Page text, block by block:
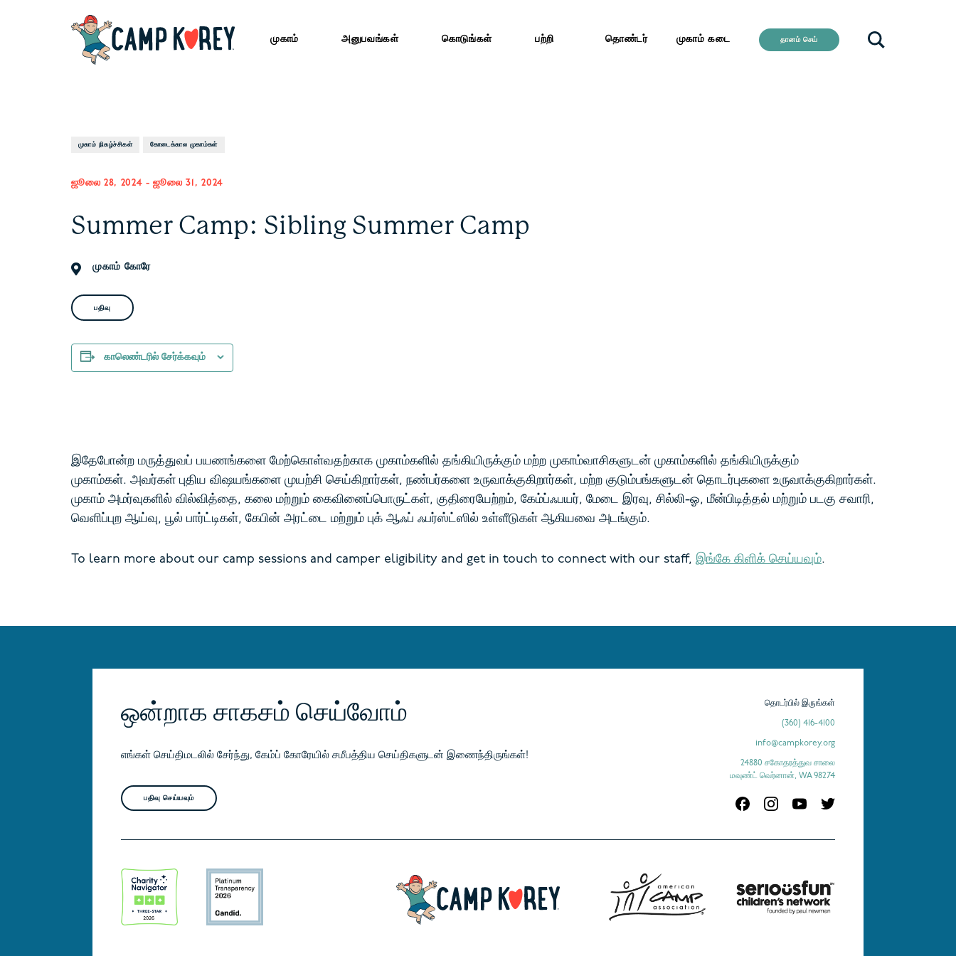
முகாம் அனுபவங்கள் கொடுங்கள் பற்றி தொண்டர் முகாம் கடை தானம் செய்
முகாம் நிகழ்ச்சிகள் கோடைக்கால முகாம்கள்
ஜூலை 28, 2024 -ஜூலை 31, 2024
Summer Camp: Sibling Summer Camp
முகாம் கோரே
பதிவு
காலெண்டரில் சேர்க்கவும்
இதேபோன்ற மருத்துவப் பயணங்களை மேற்கொள்வதற்காக முகாம்களில் தங்கியிருக்கும் மற்ற முகாம்வாசிகளுடன் முகாம்களில் தங்கியிருக்கும்
முகாம்கள். அவர்கள் புதிய விஷயங்களை முயற்சி செய்கிறார்கள், நண்பர்களை உருவாக்குகிறார்கள், மற்ற குடும்பங்களுடன் தொடர்புகளை உருவாக்குகிறார்கள்.
முகாம் அமர்வுகளில் வில்வித்தை, கலை மற்றும் கைவினைப்பொருட்கள், குதிரையேற்றம், கேம்ப்ஃபயர், மேடை இரவு, சில்லி-ஓ, மீன்பிடித்தல் மற்றும் படகு சவாரி,
வெளிப்புற ஆய்வு, பூல் பார்ட்டிகள், கேபின் அரட்டை மற்றும் புக் ஆஃப் ஃபர்ஸ்ட்ஸில் உள்ளீடுகள் ஆகியவை அடங்கும்.
To learn more about our camp sessions and camper eligibility and get in touch to connect with our staff, இங்கே கிளிக் செய்யவும்.
ஒன்றாக சாகசம் செய்வோம்
எங்கள் செய்திமடலில் சேர்ந்து, கேம்ப் கோரேயில் சமீபத்திய செய்திகளுடன் இணைந்திருங்கள்!
பதிவு செய்யவும்
தொடர்பில் இருங்கள்
(360) 416-4100
info@campkorey.org
24880 சகோதரத்துவ சாலை
மவுண்ட் வெர்னான், WA 98274